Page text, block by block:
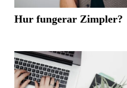
Hur fungerar Zimpler?